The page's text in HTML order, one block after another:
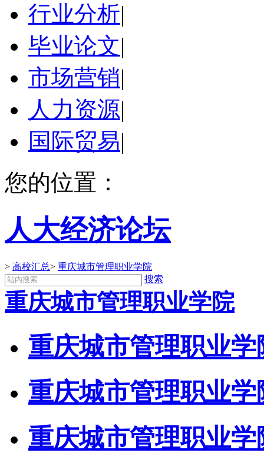
行业分析|
毕业论文|
市场营销|
人力资源|
国际贸易|
您的位置：
人大经济论坛
> 高校汇总> 重庆城市管理职业学院
搜索
重庆城市管理职业学院
重庆城市管理职业
重庆城市管理职业
重庆城市管理职业